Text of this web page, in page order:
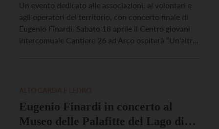
Un evento dedicato alle associazioni, ai volontari e
agli operatori del territorio, con concerto finale di
Eugenio Finardi. Sabato 18 aprile il Centro giovani
intercomuale Cantiere 26 ad Arco ospiterà “Un’altra
Eugenio Finardi in concerto al
Museo delle Palafitte del Lago di